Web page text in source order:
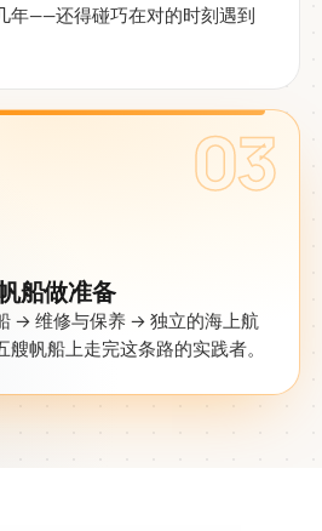
年——还得碰巧在对的时刻遇到
03
船做准备
→ 维修与保养 → 独立的海上航
帆船上走完这条路的实践者。